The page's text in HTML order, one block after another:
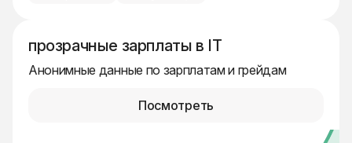
прозрачные зарплаты в IT
Анонимные данные по зарплатам и грейдам
Посмотреть